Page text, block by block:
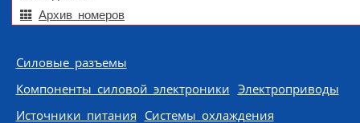
Архив номеров
Skip to content
Силовые разъемы
Компоненты силовой электроники Электроприводы
Источники питания Системы охлаждения